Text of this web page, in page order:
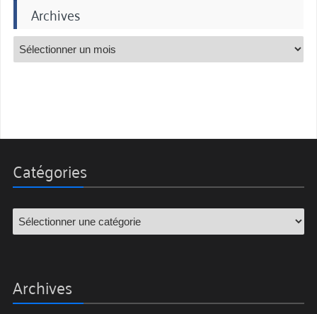
Archives
Catégories
Archives